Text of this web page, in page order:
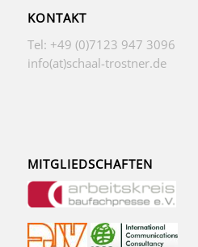
KONTAKT
Tel: +49 (0)7123 947 3096
info(at)schaal-trostner.de
MITGLIEDSCHAFTEN